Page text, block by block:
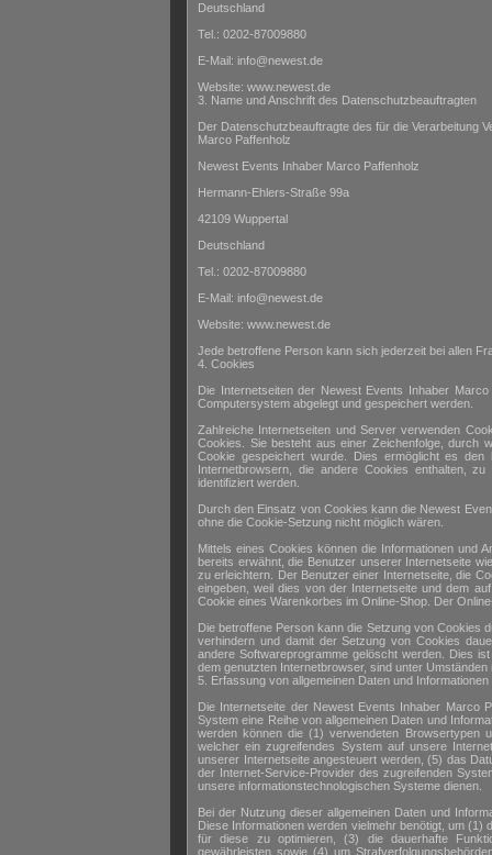
Deutschland
Tel.: 0202-87009880
E-Mail: info@newest.de
Website: www.newest.de
3. Name und Anschrift des Datenschutzbeauftragten
Der Datenschutzbeauftragte des für die Verarbeitung
Marco Paffenholz
Newest Events Inhaber Marco Paffenholz
Hermann-Ehlers-Straße 99a
42109 Wuppertal
Deutschland
Tel.: 0202-87009880
E-Mail: info@newest.de
Website: www.newest.de
Jede betroffene Person kann sich jederzeit bei allen
4. Cookies
Die Internetseiten der Newest Events Inhaber
Computersystem abgelegt und gespeichert werden.
Zahlreiche Internetseiten und Server verwenden
Cookies. Sie besteht aus einer Zeichenfolge, durch
Cookie gespeichert wurde. Dies ermöglicht es
Internetbrowsern, die andere Cookies enthalten,
identifiziert werden.
Durch den Einsatz von Cookies kann die Newest
ohne die Cookie-Setzung nicht möglich wären.
Mittels eines Cookies können die Informationen und
bereits erwähnt, die Benutzer unserer Internetseite
zu erleichtern. Der Benutzer einer Internetseite, die
eingeben, weil dies von der Internetseite und dem
Cookie eines Warenkorbes im Online-Shop. Der
Die betroffene Person kann die Setzung von Cookies
verhindern und damit der Setzung von Cookies
andere Softwareprogramme gelöscht werden. Dies
dem genutzten Internetbrowser, sind unter
5. Erfassung von allgemeinen Daten und Informationen
Die Internetseite der Newest Events Inhaber Marco
System eine Reihe von allgemeinen Daten und
werden können die (1) verwendeten Browsertypen
welcher ein zugreifendes System auf unsere
unserer Internetseite angesteuert werden, (5) das
der Internet-Service-Provider des zugreifenden
unsere informationstechnologischen Systeme dienen.
Bei der Nutzung dieser allgemeinen Daten und
Diese Informationen werden vielmehr benötigt, um
für diese zu optimieren, (3) die dauerhafte
gewährleisten sowie (4) um